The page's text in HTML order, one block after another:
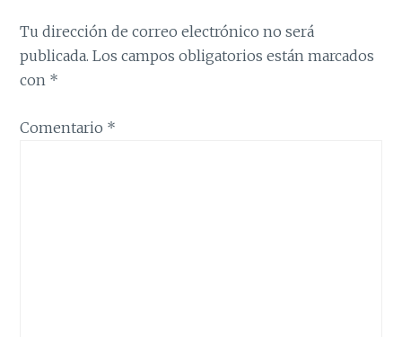
Tu dirección de correo electrónico no será
publicada. Los campos obligatorios están marcados
con *
Comentario *